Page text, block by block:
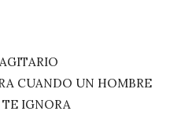
CUANDO UN HOMBRE
TE IGNORA